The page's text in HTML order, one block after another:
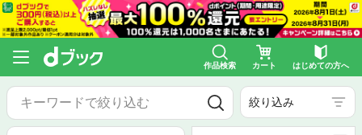
作品検索 カート はじめての方へ
絞り込み